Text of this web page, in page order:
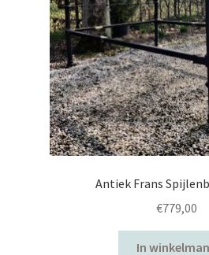
Antiek Frans
€779,00
In